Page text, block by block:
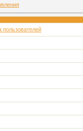
пользователей